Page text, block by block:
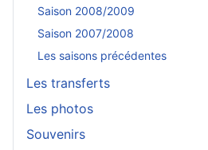
Saison 2008/2009
Saison 2007/2008
Les saisons précédentes
Les transferts
Les photos
Souvenirs